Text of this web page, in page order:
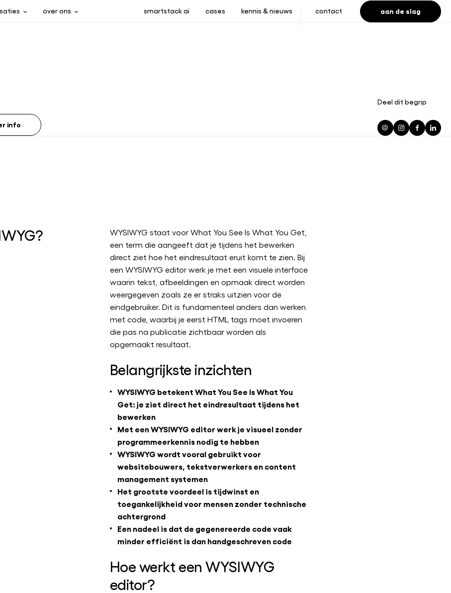
over ons smartstack ai cases kennis & nieuws contact
aan de slag
info
Deel dit begrip
WYSIWYG staat voor What You See Is What You Get,
een term die aangeeft dat je tijdens het bewerken
direct ziet hoe het eindresultaat eruit komt te zien. Bij
een WYSIWYG editor werk je met een visuele interface
waarin tekst, afbeeldingen en opmaak direct worden
weergegeven zoals ze er straks uitzien voor de
eindgebruiker. Dit is fundamenteel anders dan werken
met code, waarbij je eerst HTML tags moet invoeren
die pas na publicatie zichtbaar worden als
opgemaakt resultaat.
Belangrijkste inzichten
WYSIWYG betekent What You See Is What You
Get: je ziet direct het eindresultaat tijdens het
bewerken
Met een WYSIWYG editor werk je visueel zonder
programmeerkennis nodig te hebben
WYSIWYG wordt vooral gebruikt voor
websitebouwers, tekstverwerkers en content
management systemen
Het grootste voordeel is tijdwinst en
toegankelijkheid voor mensen zonder technische
achtergrond
Een nadeel is dat de gegenereerde code vaak
minder efficiënt is dan handgeschreven code
Hoe werkt een WYSIWYG
editor?